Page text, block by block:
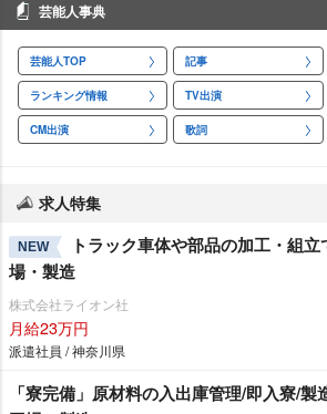
芸能人事典
芸能人TOP 記事
ランキング情報 TV出演
CM出演 歌詞
求人特集
NEW
トラック車体や部品の加工・組
場・製造
株式会社ライオン社
月給23万円
派遣社員 / 神奈川県
「寮完備」原材料の入出庫管理/即入寮/